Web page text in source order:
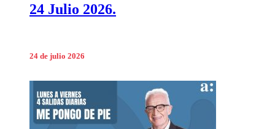
24 Julio 2026.
24 de julio 2026